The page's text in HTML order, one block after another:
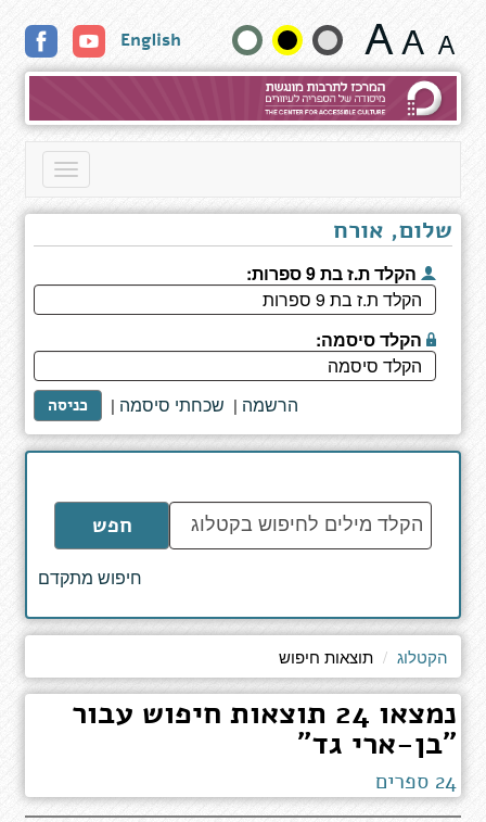
חיפוש
שנה
גודל
טקסט
English
Toggle
שלום, אורח
הקלד ת.ז בת 9 ספרות:
הקלד סיסמה:
כניסה | שכחתי סיסמה | הרשמה
הקלד
מילים
לחיפוש
חפש
חיפוש מתקדם
הקטלוג תוצאות חיפוש
נמצאו 24 תוצאות חיפוש עבור
"בן-ארי גד"
24 ספרים